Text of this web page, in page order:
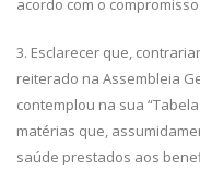
acordo com o
3. Esclarecer que,
reiterado na Assembleia
contemplou na sua
matérias que,
saúde prestados aos